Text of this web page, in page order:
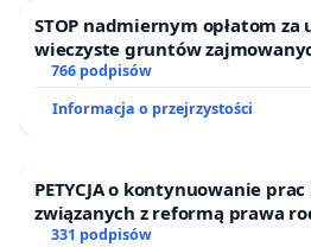
STOP nadmiernym opłatom
wieczyste gruntów
ogrody działkowe.
766 podpisów
Informacja o przejrzystości
PETYCJA o kontynuowanie
związanych z reformą prawa
331 podpisów